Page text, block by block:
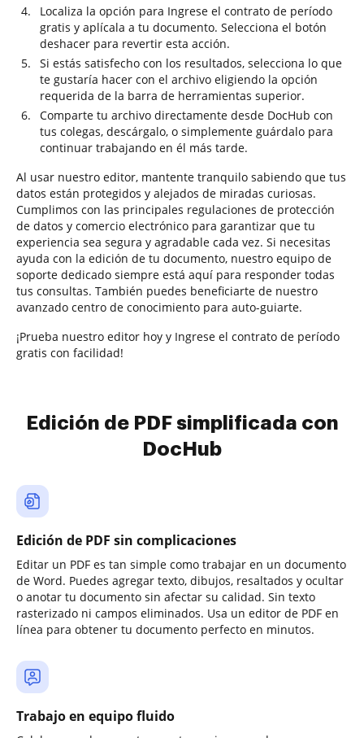
Localiza la opción para Ingrese el contrato de período
gratis y aplícala a tu documento. Selecciona el botón
deshacer para revertir esta acción.
Si estás satisfecho con los resultados, selecciona lo que
te gustaría hacer con el archivo eligiendo la opción
requerida de la barra de herramientas superior.
Comparte tu archivo directamente desde DocHub con
tus colegas, descárgalo, o simplemente guárdalo para
continuar trabajando en él más tarde.
Al usar nuestro editor, mantente tranquilo sabiendo que tus
datos están protegidos y alejados de miradas curiosas.
Cumplimos con las principales regulaciones de protección
de datos y comercio electrónico para garantizar que tu
experiencia sea segura y agradable cada vez. Si necesitas
ayuda con la edición de tu documento, nuestro equipo de
soporte dedicado siempre está aquí para responder todas
tus consultas. También puedes beneficiarte de nuestro
avanzado centro de conocimiento para auto-guiarte.
¡Prueba nuestro editor hoy y Ingrese el contrato de período
gratis con facilidad!
Edición de PDF simplificada con
DocHub
Edición de PDF sin complicaciones
Editar un PDF es tan simple como trabajar en un documento
de Word. Puedes agregar texto, dibujos, resaltados y ocultar
o anotar tu documento sin afectar su calidad. Sin texto
rasterizado ni campos eliminados. Usa un editor de PDF en
línea para obtener tu documento perfecto en minutos.
Trabajo en equipo fluido